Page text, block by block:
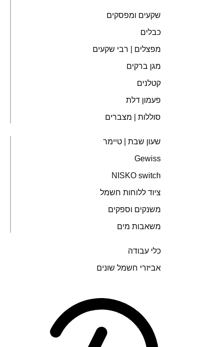
שקעים ומפסקים
כבלים
מפצלים | רבי שקעים
מגן ברקים
קטלנים
פעמון דלת
סוללות | מצברים
שעון שבת | טיימר
Gewiss
NISKO switch
ציוד ללוחות חשמל
משנקים וספקים
משאבות מים
כלי עבודה
אביזרי חשמל שונים